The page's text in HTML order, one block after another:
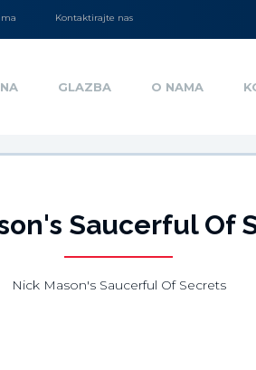
Kontaktirajte nas
GLAZBA O NAMA
Saucerful Of
Nick Mason's Saucerful Of Secrets